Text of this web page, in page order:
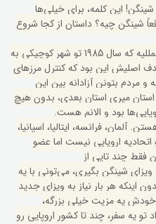
این کلمه، برای خیلی‌ها
شینگن چیه؟ داستان از کجا شروع
حوزه شینگن، نتیجه یه توافق‌نامه بین‌المللیه که سال 1985 تو شهر کوچیکی به
اصلیش این بود که کنترل مرزهای
مردم بتونن آزادانه بین این
استان میری استان بعدی، بدون هیچ
بود و الانم هست.
آلمان، فرانسه، ایتالیا، اسپانیا،
اتحادیه اروپایی نیست اما عضو
فقط چند تایی از
شینگن بگیری، می‌تونی با یه
اینکه هر بار نیاز به ویزای جدید
یه مزیت خیلی بزرگه،
یه سفر، چند تا کشور اروپایی رو